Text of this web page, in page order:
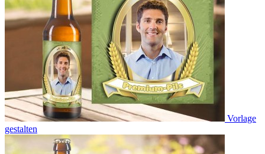
Vorlage
gestalten